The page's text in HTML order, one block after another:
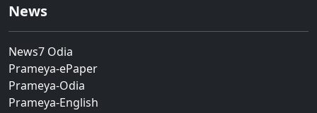
News
News7 Odia
Prameya-ePaper
Prameya-Odia
Prameya-English